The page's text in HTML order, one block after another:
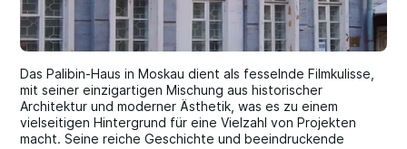
Das Palibin-Haus in Moskau dient als fesselnde Filmkulisse,
mit seiner einzigartigen Mischung aus historischer
Architektur und moderner Ästhetik, was es zu einem
vielseitigen Hintergrund für eine Vielzahl von Projekten
macht. Seine reiche Geschichte und beeindruckende